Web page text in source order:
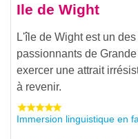
Ile de Wight
L'île de Wight est un
passionnants de
exercer une attrait
à revenir.
Immersion linguistique en